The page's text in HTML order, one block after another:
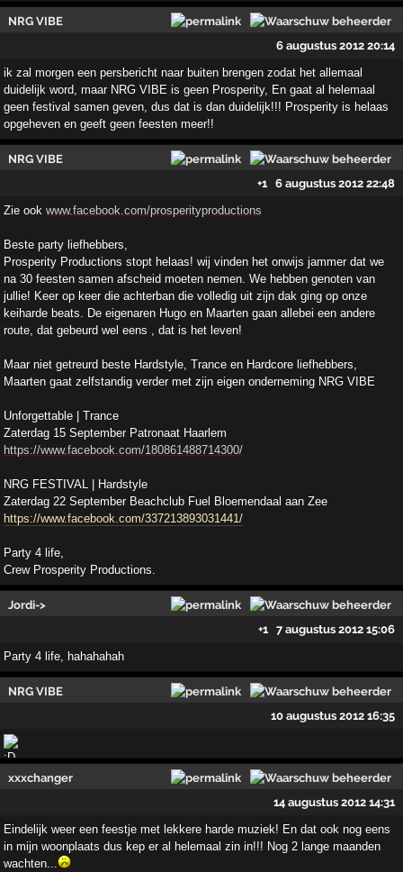
NRG VIBE
6 augustus 2012 20:14
ik zal morgen een persbericht naar buiten brengen zodat het allemaal
duidelijk word, maar NRG VIBE is geen Prosperity, En gaat al helemaal
geen festival samen geven, dus dat is dan duidelijk!!! Prosperity is helaas
opgeheven en geeft geen feesten meer!!
NRG VIBE
+1
6 augustus 2012 22:48
Zie ook www.facebook.com/prosperityproductions
Beste party liefhebbers,
Prosperity Productions stopt helaas! wij vinden het onwijs jammer dat we
na 30 feesten samen afscheid moeten nemen. We hebben genoten van
jullie! Keer op keer die achterban die volledig uit zijn dak ging op onze
keiharde beats. De eigenaren Hugo en Maarten gaan allebei een andere
route, dat gebeurd wel eens , dat is het leven!
Maar niet getreurd beste Hardstyle, Trance en Hardcore liefhebbers,
Maarten gaat zelfstandig verder met zijn eigen onderneming NRG VIBE
Unforgettable | Trance
Zaterdag 15 September Patronaat Haarlem
https://www.facebook.com/180861488714300/
NRG FESTIVAL | Hardstyle
Zaterdag 22 September Beachclub Fuel Bloemendaal aan Zee
https://www.facebook.com/337213893031441/
Party 4 life,
Crew Prosperity Productions.
Jordi->
+1
7 augustus 2012 15:06
Party 4 life, hahahahah
NRG VIBE
10 augustus 2012 16:35
xxxchanger
14 augustus 2012 14:31
Eindelijk weer een feestje met lekkere harde muziek! En dat ook nog eens
in mijn woonplaats dus kep er al helemaal zin in!!! Nog 2 lange maanden
wachten...